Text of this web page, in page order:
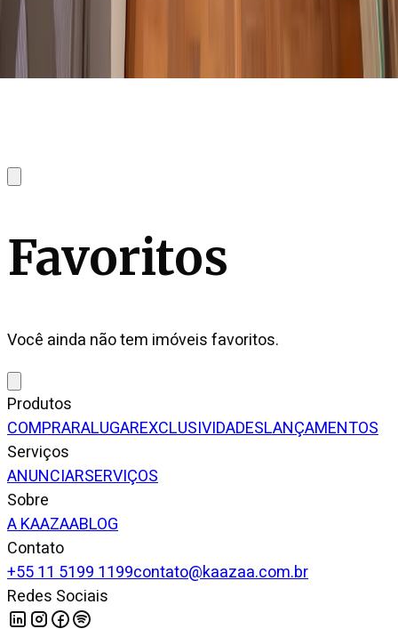
Favoritos
Você ainda não tem imóveis favoritos.
Produtos
COMPRARALUGAREXCLUSIVIDADESLANÇAMENTOS
Serviços
ANUNCIARSERVIÇOS
Sobre
A KAAZAABLOG
Contato
+55 11 5199 1199contato@kaazaa.com.br
Redes Sociais